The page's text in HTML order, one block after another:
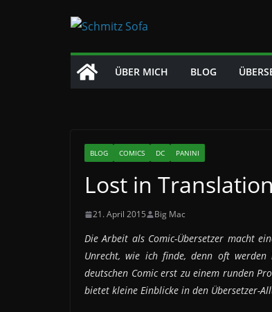
ÜBER MICH BLOG
BLOG COMICS DC PANINI
Lost in
21. April 2015 Big Mac
Die Arbeit als Comic-Übersetzer macht
Unrecht, wie ich finde, denn oft
deutschen Comic erst zu einem runden
bietet kleine Einblicke in den Übersetzer-